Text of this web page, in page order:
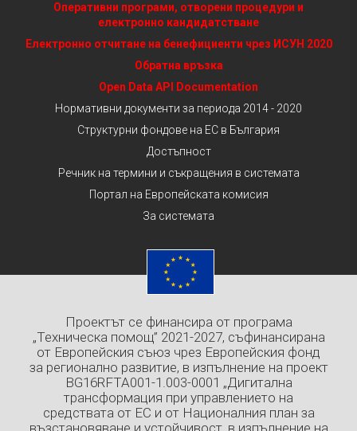
Оперативни програми, отворени процедури и
електронно кандидатстване
Електронно отчитане на бенефициенти чрез ИСУН 2020
Обратна връзка
Open Data API Documentation
Нормативни документи за периода 2014 - 2020
Структурни фондове на ЕС в България
Достъпност
Речник на термини и съкращения в системата
Портал на Европейската комисия
За системата
Проектът се финансира от програма
„Техническа помощ” 2021-2027, съфинансирана
от Европейския съюз чрез Европейския фонд
за регионално развитие, в изпълнение на проект
BG16RFTA001-1.003-0001 „Дигитална
трансформация при управлението на
средствата от ЕС и от Националния план за
възстановяване и устойчивост, в изпълнение на